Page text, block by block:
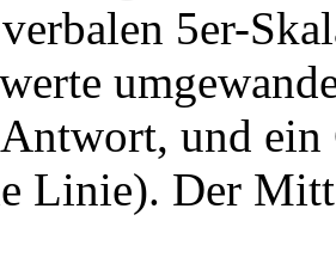
5er-
und ein
Linie). Der